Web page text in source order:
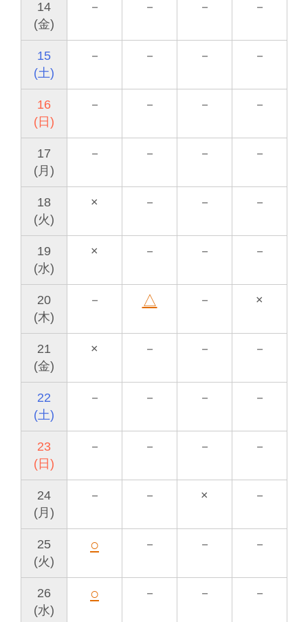
14
(金)
－ － － －
15
(土)
－ － － －
16
(日)
－ － － －
17
(月)
－ － － －
18
(火)
× － － －
19
(水)
× － － －
20
(木)
－ △ － ×
21
(金)
× － － －
22
(土)
－ － － －
23
(日)
－ － － －
24
(月)
－ － × －
25
(火)
○ － － －
26
(水)
○ － － －